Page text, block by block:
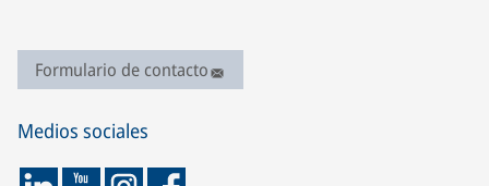
Formulario de contacto
Medios sociales